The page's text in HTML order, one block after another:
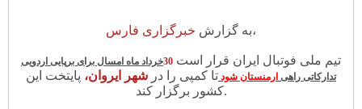
به گزارش خبرگزاری فارس ،
تیم ملی فوتبال ایران قرار است 30خرداد ماه امسال برای برپایی اردویی
تدارکاتی راهی ارمنستان شود تا کمپی را در شهر ایروان، پایتخت این
کشور برگزار کند.